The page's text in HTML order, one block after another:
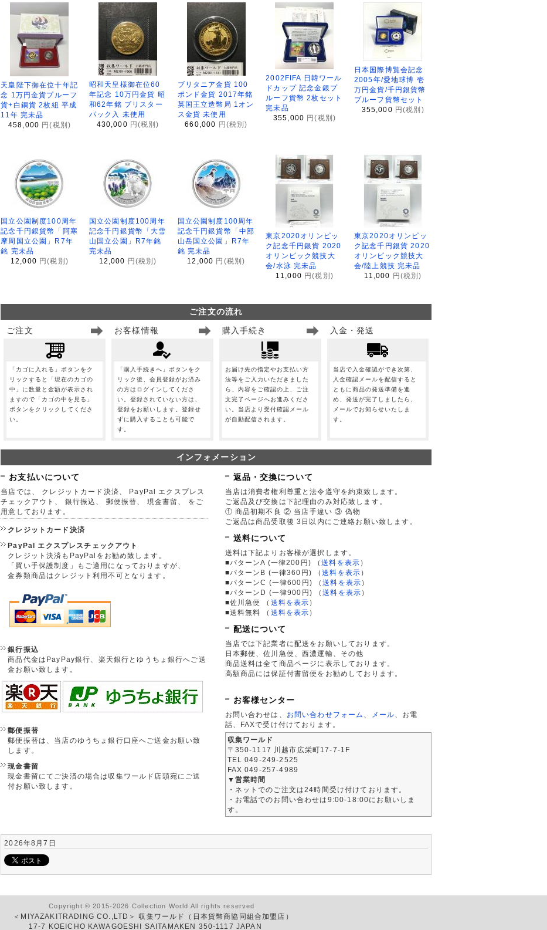
天皇陛下御在位十年記
念 1万円金貨プルーフ
貨+白銅貨 2枚組 平成
11年 完未品
458,000 円(税別)
昭和天皇様御在位60
年記念 10万円金貨 昭
和62年銘 ブリスター
パック入 未使用
430,000 円(税別)
ブリタニア金貨 100
ポンド金貨 2017年銘
英国王立造幣局 1オン
ス金貨 未使用
660,000 円(税別)
2002FIFA 日韓ワール
ドカップ 記念金銀プ
ルーフ貨幣 2枚セット
完未品
355,000 円(税別)
日本国際博覧会記念
2005年/愛地球博 壱
万円金貨/千円銀貨幣
プルーフ貨幣セット
355,000 円(税別)
国立公園制度100周年
記念千円銀貨幣「阿寒
摩周国立公園」R7年
銘 完未品
12,000 円(税別)
国立公園制度100周年
記念千円銀貨幣「大雪
山国立公園」R7年銘
完未品
12,000
円(税別)
国立公園制度100周年
記念千円銀貨幣「中部
山岳国立公園」R7年
銘 完未品
12,000 円(税別)
東京2020オリンピッ
ク記念千円銀貨 2020
オリンピック競技大
会/水泳 完未品
11,000 円(税別)
東京2020オリンピッ
ク記念千円銀貨 2020
オリンピック競技大
会/陸上競技 完未品
11,000
円(税別)
ご注文の流れ
ご注文
「カゴに入れる」ボタンをク
リックすると「現在のカゴの
中」に数量と金額が表示され
ますので「カゴの中を見る」
ボタンをクリックしてくださ
い。
お客様情報
「購入手続きへ」ボタンをク
リック後、会員登録がお済み
の方はログインしてくださ
い。登録されていない方は、
登録をお願いします。登録せ
ずに購入することも可能で
す。
購入手続き
お届け先の指定やお支払い方
法等をご入力いただきました
ら、内容をご確認の上、ご注
文完了ページへお進みくださ
い。当店より受付確認メール
が自動配信されます。
入金・発送
当店で入金確認ができ次第、
入金確認メールを配信すると
ともに商品の発送準備を進
め、発送が完了しましたら、
メールでお知らせいたしま
す。
インフォメーション
お支払いについて
当店では、 クレジットカード決済、 PayPal エクスプレス
チェックアウト、 銀行振込、 郵便振替、 現金書留、 をご
用意しております。
クレジットカード決済
PayPal エクスプレスチェックアウト
クレジット決済もPayPalをお勧め致します。
「買い手保護制度」もご適用になっておりますが、
金券類商品はクレジット利用不可となります。
銀行振込
商品代金はPayPay銀行、楽天銀行とゆうちょ銀行へご送
金お願い致します。
郵便振替
郵便振替は、当店のゆうちょ銀行口座へご送金お願い致
します。
現金書留
現金書留にてご決済の場合は収集ワールド店頭宛にご送
付お願い致します。
返品・交換について
当店は消費者権利尊重と法令遵守を約束致します。
ご返品及び交換は下記理由のみ対応致します。
① 商品初期不良 ② 当店手違い ③ 偽物
ご返品は商品受取後 3日以内にご連絡お願い致します。
送料について
送料は下記よりお客様が選択します。
■パターンA (一律200円)
（送料を表示 ）
■パターンB (一律360円)
（送料を表示 ）
■パターンC (一律600円)
（送料を表示 ）
■パターンD (一律900円)
（送料を表示 ）
■佐川急便
（ 送料を表示 ）
■送料無料
（ 送料を表示 ）
配送について
当店では下記業者に配送をお願いしております。
日本郵便、佐川急便、西濃運輸、その他
商品送料は全て商品ページに表示しております。
高額商品には保証付書留便をお勧めしております。
お客様センター
お問い合わせは、 お問い合わせフォーム メール 、お電
話、FAXで受け付けております。
収集ワールド
〒350-1117 川越市広栄町17-7-1F
TEL 049-249-2525
FAX 049-257-4989
▼営業時間
・ネットでのご注文は24時間受け付けております。
・お電話でのお問い合わせは9:00-18:00にお願いしま
す。
2026年8月7日
Copyright © 2015-2026 Collection World All rights reserved.
＜MIYAZAKITRADING CO.,LTD＞ 収集ワールド（日本貨幣商協同組合加盟店）
17-7 KOEICHO KAWAGOESHI SAITAMAKEN 350-1117 JAPAN